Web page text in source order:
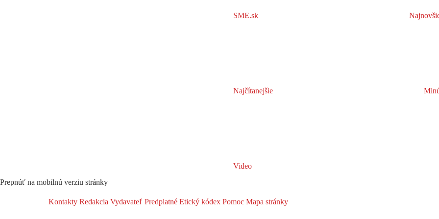
SME.sk
Najčítanejšie
Video
Prepnúť na mobilnú verziu stránky
Kontakty Redakcia Vydavateľ Predplatné Etický kódex Pomoc Mapa stránky